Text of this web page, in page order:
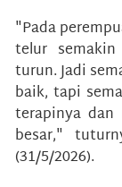
"Pada
telur
turun. Jadi
baik, tapi
terapinya dan
besar,"
(31/5/2026).